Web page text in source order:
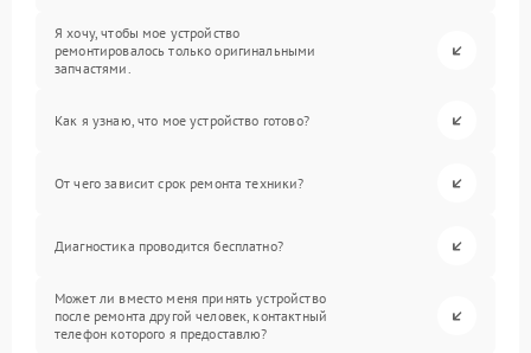
Я хочу, чтобы мое устройство
ремонтировалось только оригинальными
запчастями.
Как я узнаю, что мое устройство готово?
От чего зависит срок ремонта техники?
Диагностика проводится бесплатно?
Может ли вместо меня принять устройство
после ремонта другой человек, контактный
телефон которого я предоставлю?